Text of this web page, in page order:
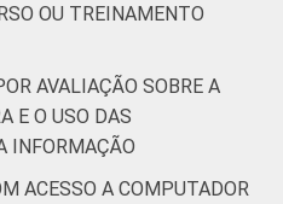
Centro Regional de
(Cetic.br),
das tecnologias de
nos
saúde brasileiros – TIC
OU TREINAMENTO
AVALIAÇÃO SOBRE A
E O USO DAS
INFORMAÇÃO
ACESSO A COMPUTADOR